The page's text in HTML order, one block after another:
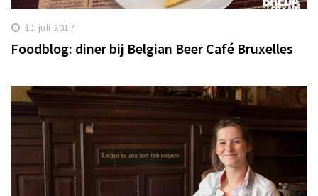
11 juli 2017
Foodblog: diner bij Belgian Beer Café Bruxelles